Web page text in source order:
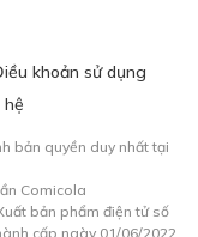
khoản sử dụng
hệ
bản quyền duy nhất tại
Comicola
bản phẩm điện tử số
cấp ngày 01/06/2022